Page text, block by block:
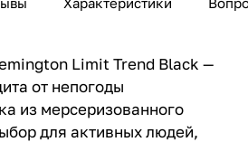
Limit Trend Black —
от непогоды
из мерсеризованного
для активных людей,